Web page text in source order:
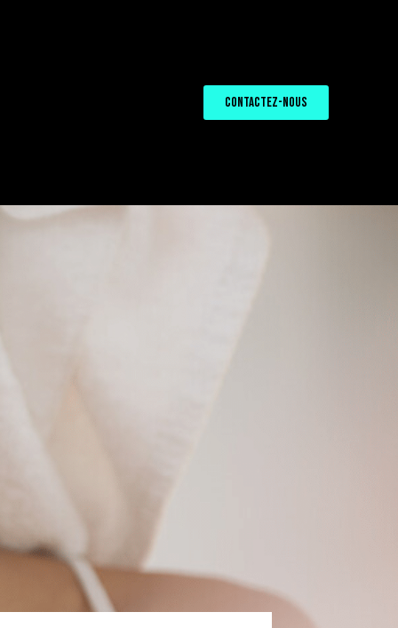
CONTACTEZ-NOUS